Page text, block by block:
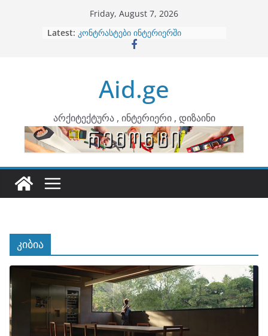
Friday, August 7, 2026
Latest: ბინების გაერთიანება
კონტრასტები ინტერიერში
ინტერიერის დიზიანი
არტემიდი წარმოგიდგენთ
Aid.ge
არქიტექტურა , ინტერიერი , დიზაინი
კიბია